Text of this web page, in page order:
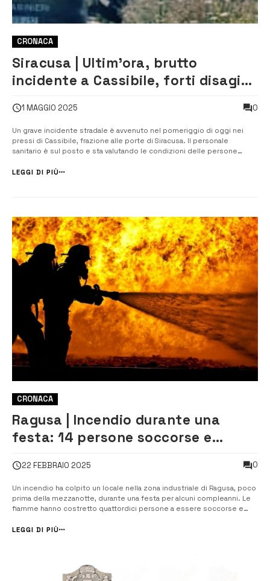
CRONACA
Siracusa | Ultim’ora, brutto
incidente a Cassibile, forti disagi
1 MAGGIO 2025 0
Un grave incidente stradale è avvenuto nel pomeriggio di oggi nei
pressi di Cassibile, frazione alle porte di Siracusa. Il personale
sanitario è sul posto e sta valutando le condizioni delle persone
momento, non è stato diffuso un bollettino ufficiale sullo stato di
LEGGI DI PIÙ
CRONACA
Ragusa | Incendio durante una
festa: 14 persone soccorse e
22 FEBBRAIO 2025 0
Un incendio ha colpito un locale nella zona industriale di Ragusa, poco
prima della mezzanotte, durante una festa per alcuni compleanni. Le
fiamme hanno costretto quattordici persone a essere soccorse e
mentre gli altri hanno subito lievi ustioni e una leggera intossicazion...
LEGGI DI PIÙ